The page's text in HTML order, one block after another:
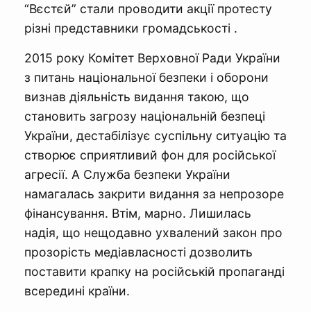
“Вєстєй” стали проводити акції протесту
різні представники громадськості .
2015 року Комітет Верховної Ради України
з питань національної безпеки і оборони
визнав діяльність видання такою, що
становить загрозу національній безпеці
України, дестабілізує суспільну ситуацію та
створює сприятливий фон для російської
агресії. А Служба безпеки України
намагалась закрити видання за непрозоре
фінансування. Втім, марно. Лишилась
надія, що нещодавно ухвалений закон про
прозорість медіавласності дозволить
поставити крапку на російській пропаганді
всередині країни.